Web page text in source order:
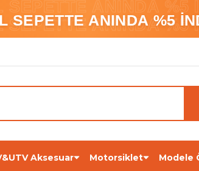
SEPETTE ANINDA %5
SEPETTE ANINDA %5
SEPETTE ANINDA %5
Aksesuar Motorsiklet Modele